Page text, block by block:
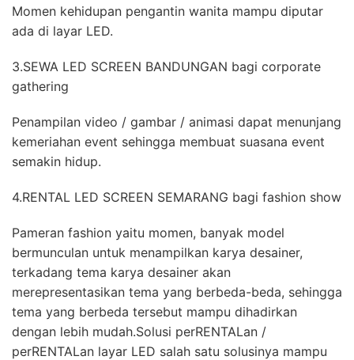
Momen kehidupan pengantin wanita mampu diputar
ada di layar LED.
3.SEWA LED SCREEN BANDUNGAN bagi corporate
gathering
Penampilan video / gambar / animasi dapat menunjang
kemeriahan event sehingga membuat suasana event
semakin hidup.
4.RENTAL LED SCREEN SEMARANG bagi fashion show
Pameran fashion yaitu momen, banyak model
bermunculan untuk menampilkan karya desainer,
terkadang tema karya desainer akan
merepresentasikan tema yang berbeda-beda, sehingga
tema yang berbeda tersebut mampu dihadirkan
dengan lebih mudah.Solusi perRENTALan /
perRENTALan layar LED salah satu solusinya mampu